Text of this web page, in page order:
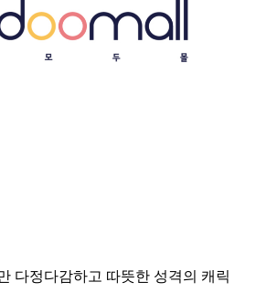
다정다감하고 따뜻한 성격의 캐릭